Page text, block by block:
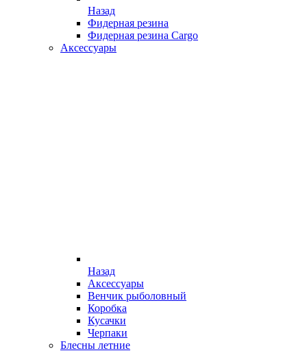
Назад
Фидерная резина
Фидерная резина Cargo
Аксессуары
Назад
Аксессуары
Венчик рыболовный
Коробка
Кусачки
Черпаки
Блесны летние